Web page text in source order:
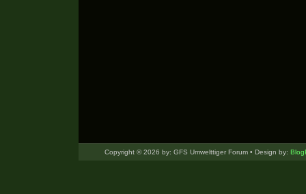
Copyright © 2026 by: GFS Umwelttiger Forum • Design by: